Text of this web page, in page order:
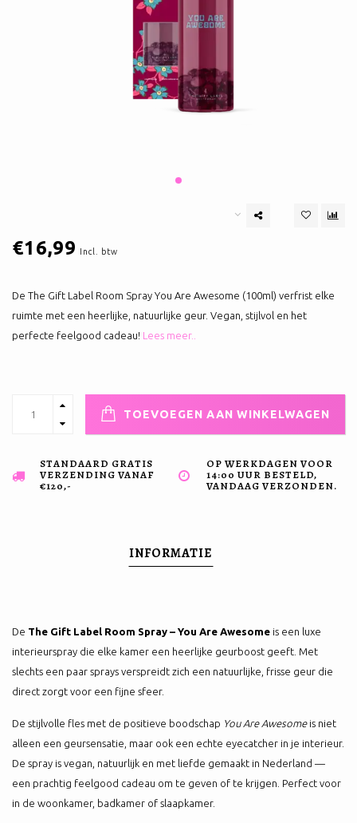
€16,99 Incl. btw
De The Gift Label Room Spray You Are Awesome (100ml) verfrist elke
ruimte met een heerlijke, natuurlijke geur. Vegan, stijlvol en het
perfecte feelgood cadeau! Lees meer..
TOEVOEGEN AAN WINKELWAGEN
STANDAARD GRATIS
VERZENDING VANAF
€120,-
OP WERKDAGEN VOOR
14:00 UUR BESTELD,
VANDAAG VERZONDEN.
INFORMATIE
De The Gift Label Room Spray – You Are Awesome is een luxe
interieurspray die elke kamer een heerlijke geurboost geeft. Met
slechts een paar sprays verspreidt zich een natuurlijke, frisse geur die
direct zorgt voor een fijne sfeer.
De stijlvolle fles met de positieve boodschap You Are Awesomeis niet
alleen een geursensatie, maar ook een echte eyecatcher in je interieur.
De spray is vegan, natuurlijk en met liefde gemaakt in Nederland —
een prachtig feelgood cadeau om te geven of te krijgen. Perfect voor
in de woonkamer, badkamer of slaapkamer.